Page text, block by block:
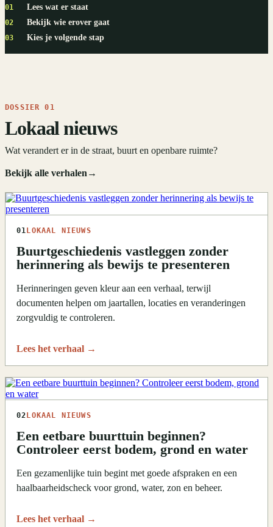
01 Lees wat er staat
02 Bekijk wie erover gaat
03 Kies je volgende stap
DOSSIER 01
Lokaal nieuws
Wat verandert er in de straat, buurt en openbare ruimte?
Bekijk alle verhalen→
01 LOKAAL NIEUWS
Buurtgeschiedenis vastleggen zonder
herinnering als bewijs te presenteren
Herinneringen geven kleur aan een verhaal, terwijl
documenten helpen om jaartallen, locaties en veranderingen
zorgvuldig te controleren.
Lees het verhaal →
02 LOKAAL NIEUWS
Een eetbare buurttuin beginnen?
Controleer eerst bodem, grond en water
Een gezamenlijke tuin begint met goede afspraken en een
haalbaarheidscheck voor grond, water, zon en beheer.
Lees het verhaal →